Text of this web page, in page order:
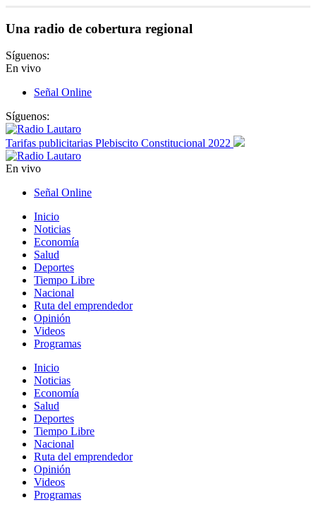
Una radio de cobertura regional
Síguenos:
En vivo
Señal Online
Síguenos:
Tarifas publicitarias Plebiscito Constitucional 2022
En vivo
Señal Online
Inicio
Noticias
Economía
Salud
Deportes
Tiempo Libre
Nacional
Ruta del emprendedor
Opinión
Videos
Programas
Inicio
Noticias
Economía
Salud
Deportes
Tiempo Libre
Nacional
Ruta del emprendedor
Opinión
Videos
Programas